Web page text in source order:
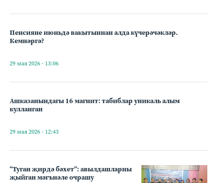
Пенсияне июньдә вакытыннан алда күчерәчәкләр.
Кемнәргә?
29 мая 2026 - 13:06
Ашказанындагы 16 магнит: табиблар уникаль алым
кулланган
29 мая 2026 - 12:43
“Туган җирдә бәхет”: авылдашларны
җыйган мәгънәле очрашу